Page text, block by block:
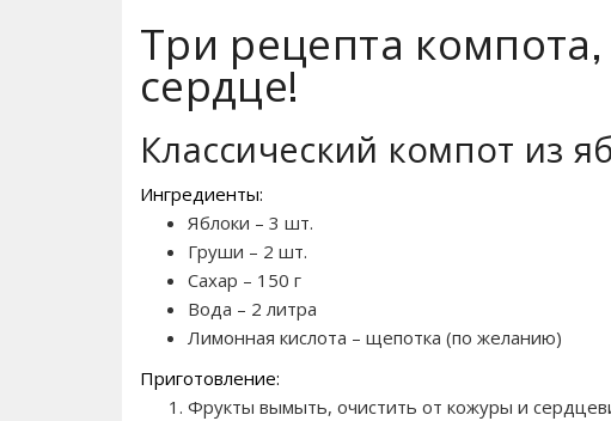
Три рецепта
сердце!
Классический компот из
Ингредиенты:
Яблоки – 3 шт.
Груши – 2 шт.
Сахар – 150 г
Вода – 2 литра
Лимонная кислота – щепотка (по желанию)
Приготовление:
Фрукты вымыть, очистить от кожуры и